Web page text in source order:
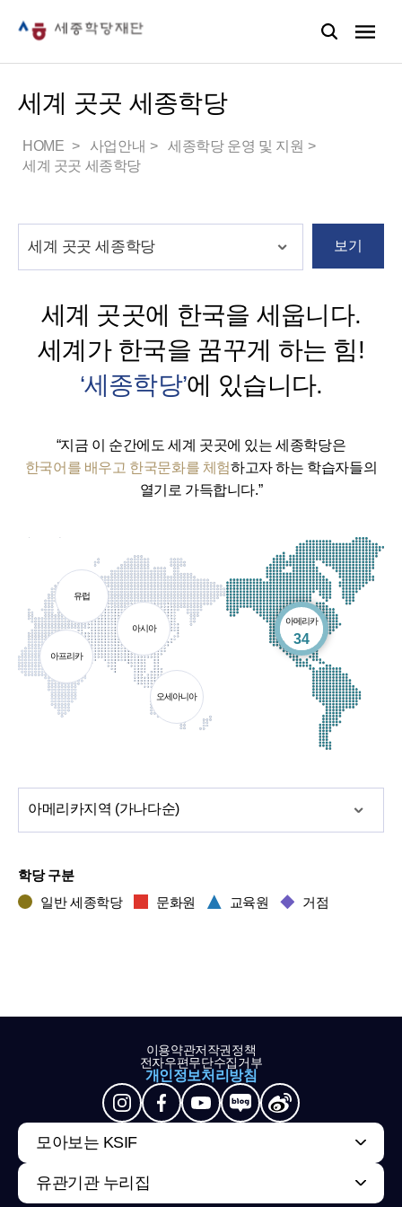
세계 곳곳 세종학당
HOME 사업안내
세종학당 운영 및 지원
세계 곳곳 세종학당
보기
세계 곳곳에 한국을 세웁니다.
세계가 한국을 꿈꾸게 하는 힘!
‘세종학당’에 있습니다.
“지금 이 순간에도 세계 곳곳에 있는 세종학당은
한국어를 배우고 한국문화를 체험하고자 하는 학습자들의
열기로 가득합니다.”
아메리카
34
개소
유럽
아프리카
아시아
오세아니아
아메리카지역 (가나다순)
학당 구분
일반 세종학당
문화원 교육원 거점
이용약관저작권정책
전자우편무단수집거부
개인정보처리방침
모아보는 KSIF
유관기관 누리집